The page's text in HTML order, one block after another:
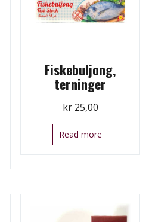
Fiskebuljong,
terninger
kr25,00
Read more